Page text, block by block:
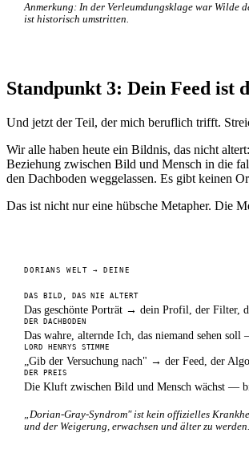
Anmerkung: In der Verleumdungsklage war Wilde
ist historisch umstritten.
Standpunkt 3: Dein Feed ist
Und jetzt der Teil, der mich beruflich trifft.
Wir alle haben heute ein Bildnis, das nicht
Beziehung zwischen Bild und Mensch in die
den Dachboden weggelassen. Es gibt keinen
Das ist nicht nur eine hübsche Metapher. Die
DORIANS WELT → DEINE
DAS BILD, DAS NIE ALTERT
Das geschönte Porträt → dein Profil, der Filter,
DER DACHBODEN
Das wahre, alternde Ich, das niemand sehen
LORD HENRYS STIMME
„Gib der Versuchung nach" → der Feed, der
DER PREIS
Die Kluft zwischen Bild und Mensch wächst —
„Dorian-Gray-Syndrom" ist kein offizielles
und der Weigerung, erwachsen und älter zu werden.